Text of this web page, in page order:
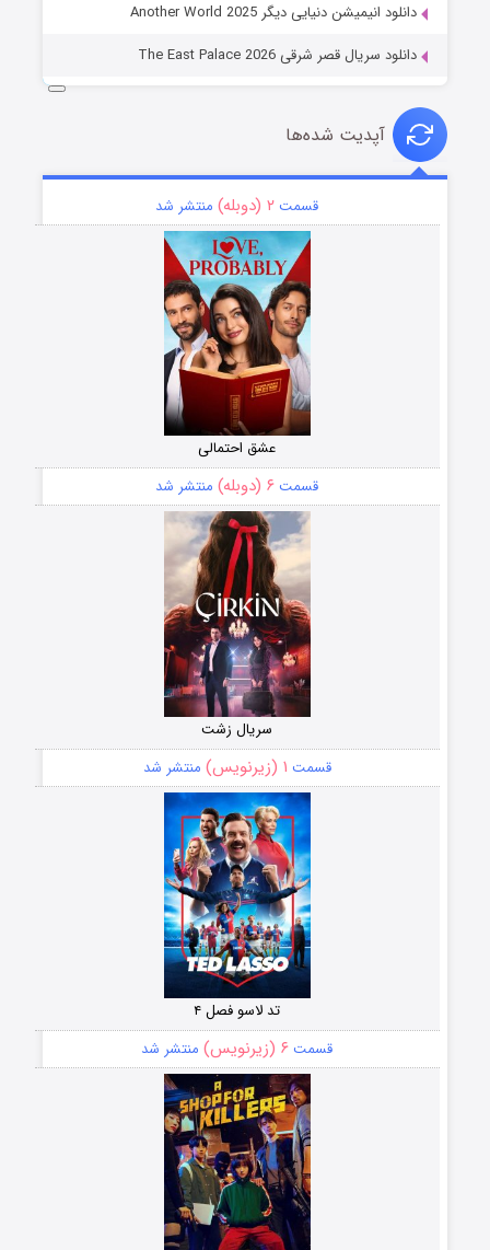
دانلود انیمیشن دنیایی دیگر Another World 2025
دانلود سریال قصر شرقی The East Palace 2026
آپدیت شده‌ها
قسمت ۲ (دوبله) منتشر شد
عشق احتمالی
قسمت ۶ (دوبله) منتشر شد
سریال زشت
قسمت ۱ (زیرنویس) منتشر شد
تد لاسو فصل ۴
قسمت ۶ (زیرنویس) منتشر شد